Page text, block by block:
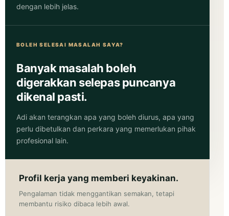
dengan lebih jelas.
BOLEH SELESAI MASALAH SAYA?
Banyak masalah boleh
digerakkan selepas puncanya
dikenal pasti.
Adi akan terangkan apa yang boleh diurus, apa yang
perlu dibetulkan dan perkara yang memerlukan pihak
profesional lain.
Profil kerja yang memberi keyakinan.
Pengalaman tidak menggantikan semakan, tetapi
membantu risiko dibaca lebih awal.